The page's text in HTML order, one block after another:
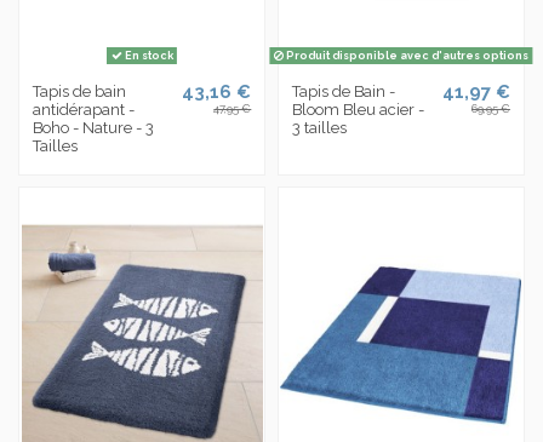
En stock
Tapis de bain
antidérapant -
Boho - Nature - 3
Tailles
43,16 €
47,95 €
Produit disponible avec d'autres options
Tapis de Bain -
Bloom Bleu acier -
3 tailles
41,97 €
69,95 €